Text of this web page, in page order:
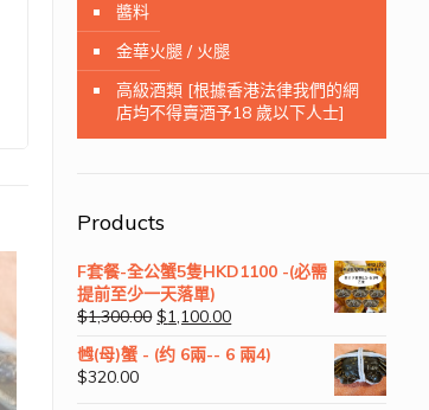
醬料
金華火腿 / 火腿
高級酒類 [根據香港法律我們的網
店均不得賣酒予18 歲以下人士]
Products
F套餐-全公蟹5隻HKD1100 -(必需
提前至少一天落單)
$1,300.00 $1,100.00
乸(母)蟹 - (约 6兩-- 6 兩4)
$320.00